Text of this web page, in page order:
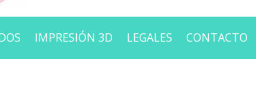
IMPRESIÓN 3D LEGALES CONTACTO